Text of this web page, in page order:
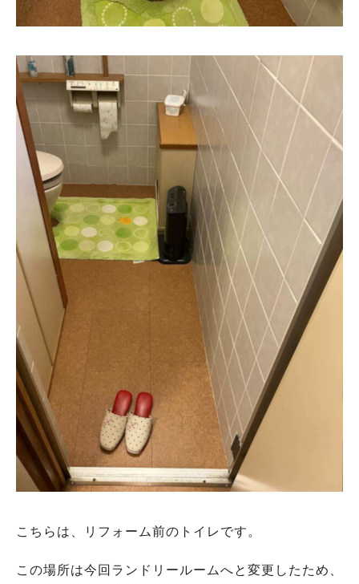
こちらは、リフォーム前のトイレです。
この場所は今回ランドリールームへと変更したため、